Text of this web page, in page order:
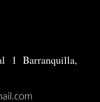
1 Barranquilla,